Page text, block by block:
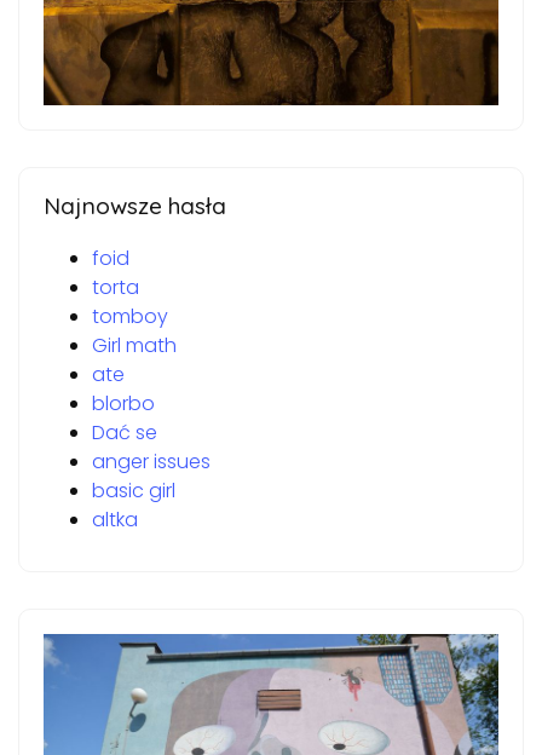
Najnowsze hasła
foid
torta
tomboy
Girl math
ate
blorbo
Dać se
anger issues
basic girl
altka